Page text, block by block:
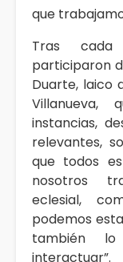
que
Tras cada
participaron
Duarte, laico
Villanueva,
instancias,
relevantes,
que todos
nosotros
eclesial,
podemos
también
interactuar”.